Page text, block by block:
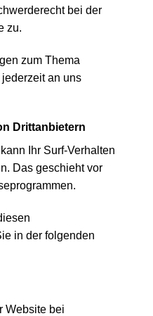
bei der
zu.
zum Thema
an uns
Dritt­anbietern
Ihr Surf-Verhalten
Das geschieht vor
in der folgenden
Website bei